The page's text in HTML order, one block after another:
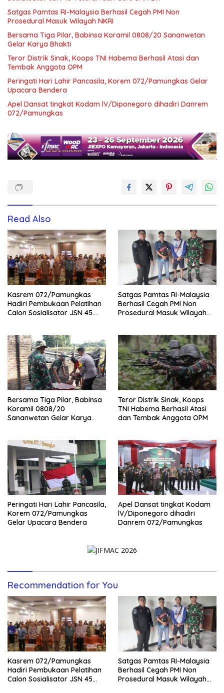
Satgas Pamtas RI-Malaysia Berhasil Cegah PMI Non
Prosedural Masuk Wilayah NKRI
Bersama Tiga Pilar, Babinsa Koramil 0808/20 Sananwetan
Gelar Karya Bhakti
Teror Distrik Sinak, Koops TNI Habema Berhasil Atasi dan
Tembak Anggota OPM
Peringati Hari Lahir Pancasila, Korem 072/Pamungkas Gelar
Upacara Bendera
Apel Dansat tingkat Kodam lV/Diponegoro dihadiri Danrem
072/Pamungkas
Read Also
Kasrem 072/Pamungkas
Hadiri Pembukaan Pelatihan
Calon Sosialisator JSN 45
Satgas Pamtas RI-Malaysia
Berhasil Cegah PMI Non
Prosedural Masuk Wilayah
Bersama Tiga Pilar, Babinsa
Koramil 0808/20
Sananwetan Gelar Karya
Teror Distrik Sinak, Koops
TNI Habema Berhasil Atasi
dan Tembak Anggota OPM
Peringati Hari Lahir Pancasila,
Korem 072/Pamungkas
Gelar Upacara Bendera
Apel Dansat tingkat Kodam
lV/Diponegoro dihadiri
Danrem 072/Pamungkas
Recommendation for You
Kasrem 072/Pamungkas
Hadiri Pembukaan Pelatihan
Calon Sosialisator JSN 45
Satgas Pamtas RI-Malaysia
Berhasil Cegah PMI Non
Prosedural Masuk Wilayah